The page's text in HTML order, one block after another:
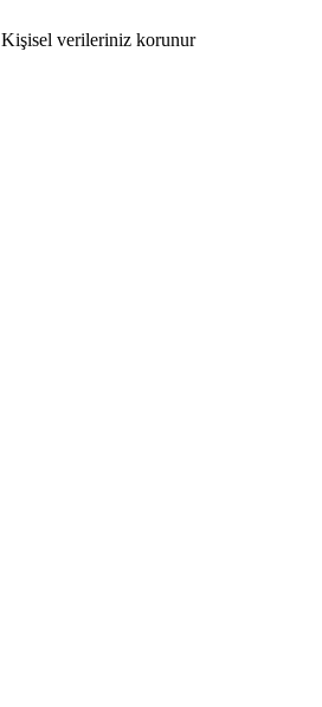
Kişisel verileriniz korunur